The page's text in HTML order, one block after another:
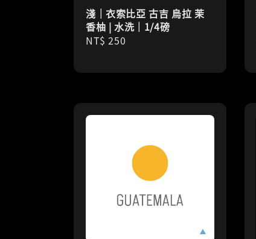
淺｜衣索比亞 古吉 烏拉 茉
香柚 | 水洗｜1/4磅
Regular
NT$ 250